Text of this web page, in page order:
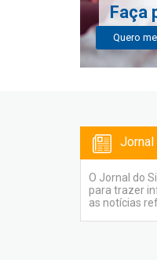
Faça
Quero
Jornal
O Jornal do
para trazer
as notícias